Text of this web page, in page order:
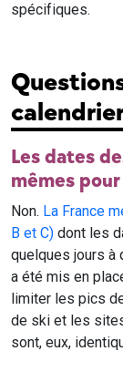
spécifiques.
Les dates
mêmes
Non. La France
B et C) dont les
quelques jours à
a été mis en
limiter les pics
de ski et les
sont, eux,